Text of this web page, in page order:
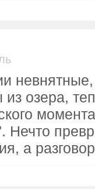
из озера,
Нечто
а